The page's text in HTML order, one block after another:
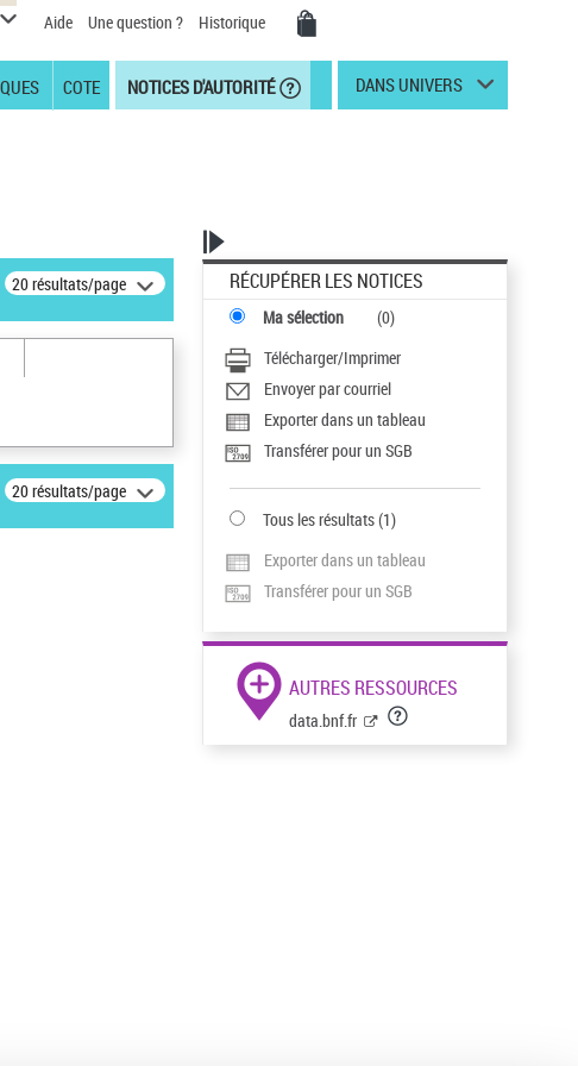
Aide Une question ? Historique
COTE NOTICES D'AUTORITÉ DANS UNIVERS
20 résultats/page
20 résultats/page
RÉCUPÉRER LES NOTICES
Ma sélection (0)
Télécharger/Imprimer
Envoyer par courriel
Exporter dans un tableau
Transférer pour un SGB
Tous les résultats(1)
Exporter dans un tableau
Transférer pour un SGB
AUTRES RESSOURCES
data.bnf.fr